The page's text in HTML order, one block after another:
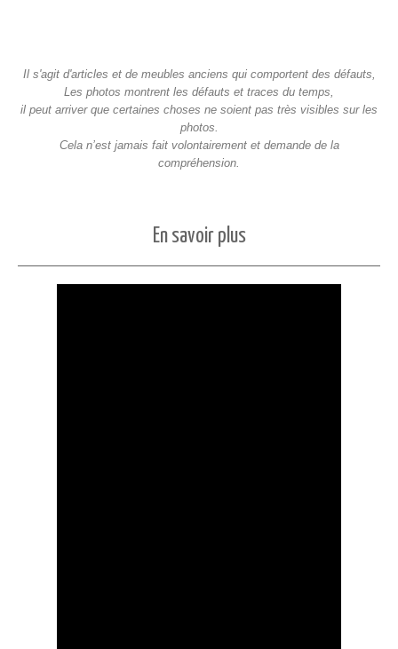
Il s'agit d'articles et de meubles anciens qui comportent des défauts,
Les photos montrent les défauts et traces du temps,
il peut arriver que certaines choses ne soient pas très visibles sur les
photos.
Cela n’est jamais fait volontairement et demande de la
compréhension.
En savoir plus